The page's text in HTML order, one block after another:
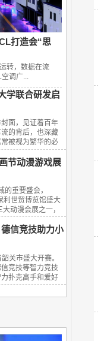
打造会“思
转，数据在流
调广...
学联合研发启
面，见证着百年
的背后，也深藏
被视为繁华的必
节动漫游戏展
重要盛会，
利世贸博览馆盛大
动漫会展之一，
...
信竞技助力小
关市盛大开赛。
竞技等智力竞技
扑克高手和爱好